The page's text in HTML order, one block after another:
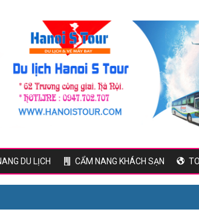
DU LỊCH CẨM NANG KHÁCH SẠN